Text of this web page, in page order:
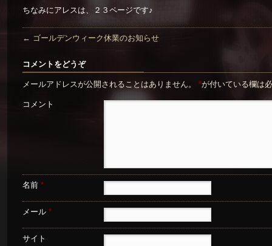
ちなみにアレスは、２３ページです♪
← ゴールデンウィーク休業のお知らせ
コメントをどうぞ
メールアドレスが公開されることはありません。 *が付いている欄は
コメント
名前 *
メール *
サイト